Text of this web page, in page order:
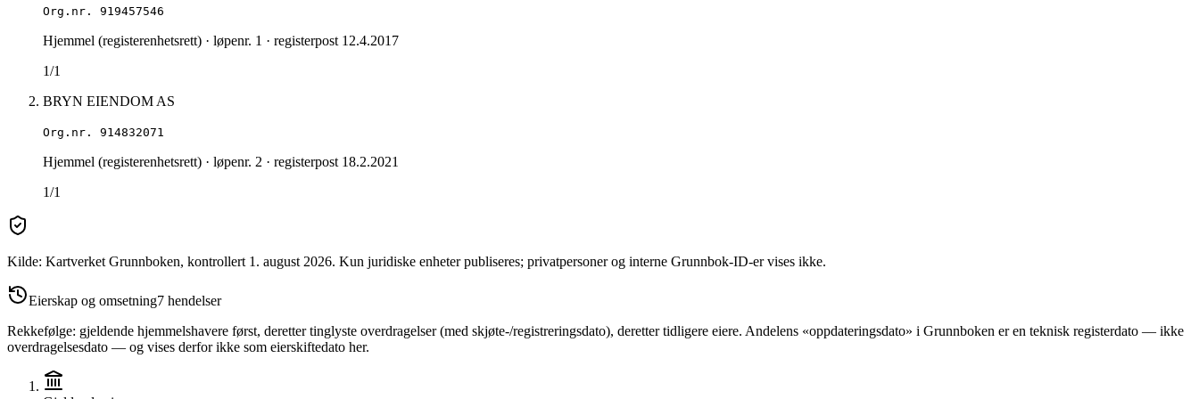
Org.nr. 919457546
Hjemmel (registerenhetsrett) · løpenr. 1 · registerpost 12.4.2017
1/1
BRYN EIENDOM AS
Org.nr. 914832071
Hjemmel (registerenhetsrett) · løpenr. 2 · registerpost 18.2.2021
1/1
Kilde: Kartverket Grunnboken, kontrollert 1. august 2026. Kun juridiske enheter publiseres; privatpersoner og interne Grunnbok-ID-er vises ikke.
Eierskap og omsetning7 hendelser
Rekkefølge: gjeldende hjemmelshavere først, deretter tinglyste overdragelser (med skjøte-/registreringsdato), deretter tidligere eiere. Andelens «oppdateringsdato» i Grunnboken er en teknisk registerdato — ikke
overdragelsesdato — og vises derfor ikke som eierskiftedato her.